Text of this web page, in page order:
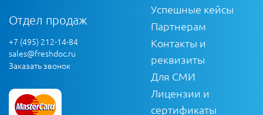
Отдел продаж
+7 (495) 212-14-84
sales@freshdoc.ru
Заказать звонок
Успешные кейсы
Партнерам
Контакты и
реквизиты
Для СМИ
Лицензии и
сертификаты